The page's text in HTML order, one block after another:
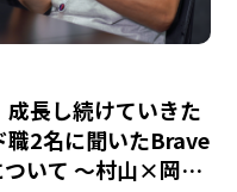
成長し続けていきた
職2名に聞いたBrave
いて ～村山×岡ノ